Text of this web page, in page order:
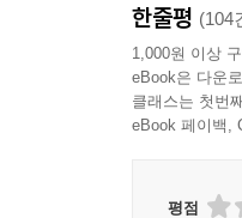
한줄평 (104
1,000원 이상
eBook은 다운
클래스는 첫번
eBook 페이백,
평점